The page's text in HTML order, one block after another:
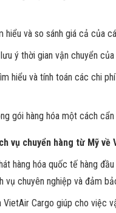
hiểu và so sánh giá cả của
ý thời gian vận chuyển
hiểu và tính toán các chi
gói hàng hóa một cách
vụ chuyển hàng từ Mỹ về
hàng hóa quốc tế hàng
vụ chuyên nghiệp và đảm
Cargo giúp cho việc